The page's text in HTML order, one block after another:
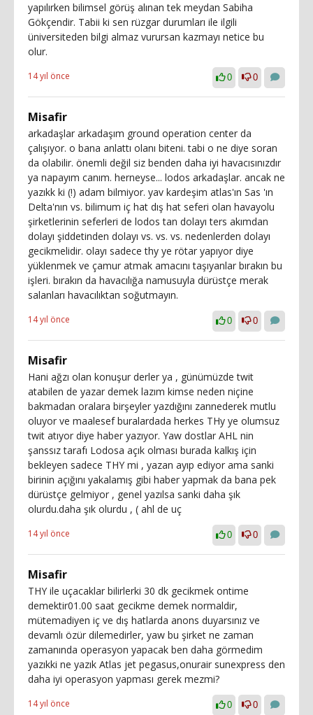
yapılırken bilimsel görüş alınan tek meydan Sabiha
Gökçendir. Tabii ki sen rüzgar durumları ile ilgili
üniversiteden bilgi almaz vurursan kazmayı netice bu
olur.
14 yıl önce 0 0
Misafir
arkadaşlar arkadaşım ground operation center da
çalışıyor. o bana anlattı olanı biteni. tabi o ne diye soran
da olabilir. önemli değil siz benden daha iyi havacısınızdır
ya napayım canım. herneyse... lodos arkadaşlar. ancak ne
yazıkk ki (!) adam bilmiyor. yav kardeşim atlas'ın Sas 'ın
Delta'nın vs. bilimum iç hat dış hat seferi olan havayolu
şirketlerinin seferleri de lodos tan dolayı ters akımdan
dolayı şiddetinden dolayı vs. vs. vs. nedenlerden dolayı
gecikmelidir. olayı sadece thy ye rötar yapıyor diye
yüklenmek ve çamur atmak amacını taşıyanlar bırakın bu
işleri. bırakın da havacılığa namusuyla dürüstçe merak
salanları havacılıktan soğutmayın.
14 yıl önce 0 0
Misafir
Hani ağzı olan konuşur derler ya , günümüzde twit
atabilen de yazar demek lazım kimse neden niçine
bakmadan oralara birşeyler yazdığını zannederek mutlu
oluyor ve maalesef buralardada herkes THy ye olumsuz
twit atıyor diye haber yazıyor. Yaw dostlar AHL nin
şanssız tarafı Lodosa açık olması burada kalkış için
bekleyen sadece THY mi , yazan ayıp ediyor ama sanki
birinin açığını yakalamış gibi haber yapmak da bana pek
dürüstçe gelmiyor , genel yazılsa sanki daha şık
olurdu.daha şık olurdu , ( ahl de uç
14 yıl önce 0 0
Misafir
THY ile uçacaklar bilirlerki 30 dk gecikmek ontime
demektir01.00 saat gecikme demek normaldir,
mütemadiyen iç ve dış hatlarda anons duyarsınız ve
devamlı özür dilemedirler, yaw bu şirket ne zaman
zamanında operasyon yapacak ben daha görmedim
yazıkki ne yazık Atlas jet pegasus,onurair sunexpress den
daha iyi operasyon yapması gerek mezmi?
14 yıl önce 0 0